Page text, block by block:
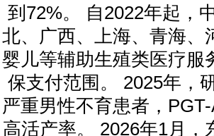
到72%。 自2022年起，
北、广西、上海、青海、
婴儿等辅助生殖类医疗服
保支付范围。 2025年，
严重男性不育患者，
高活产率。 2026年1月，